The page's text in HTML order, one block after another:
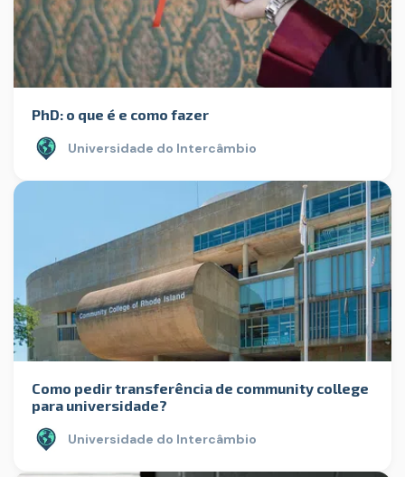
PhD: o que é e como fazer
Universidade do Intercâmbio
Como pedir transferência de community college
para universidade?
Universidade do Intercâmbio